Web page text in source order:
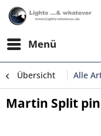
Menü
Übersicht Alle
Martin Split